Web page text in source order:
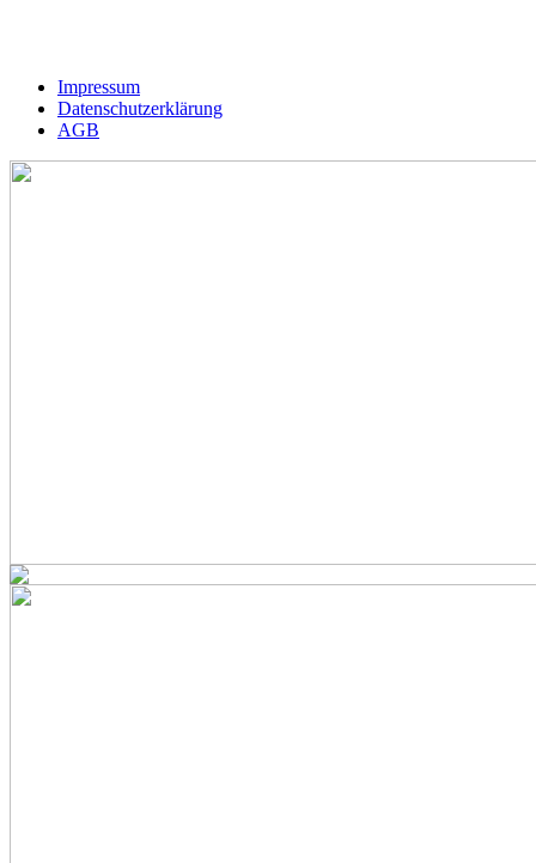
Impressum
Datenschutzerklärung
AGB